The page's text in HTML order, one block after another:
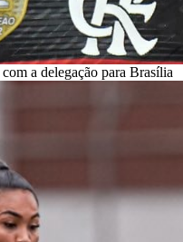
a delegação para Brasília